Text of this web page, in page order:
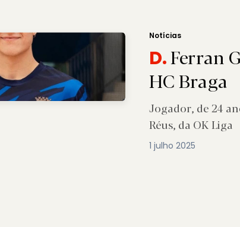
Notícias
D.Ferran
HC Braga
Jogador, de 24
Réus, da OK Liga
1 julho 2025